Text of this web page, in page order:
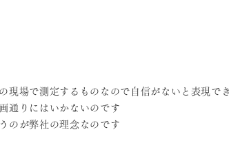
場で測定するものなので自信がないと表現で
通りにはいかないのです
のが弊社の理念なのです